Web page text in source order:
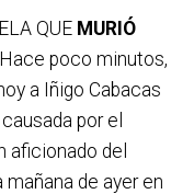
QUE MURIÓ
poco minutos,
a Iñigo Cabacas
por el
aficionado del
de ayer en